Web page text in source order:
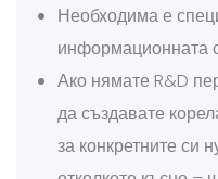
Необходима е
информационната
Ако нямате R&D
да създавате
за конкретните си